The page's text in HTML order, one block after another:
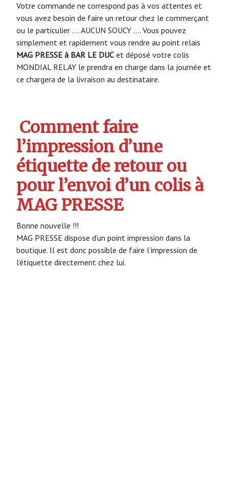
Votre commande ne correspond pas à vos attentes et
vous avez besoin de faire un retour chez le commerçant
ou le particulier …. AUCUN SOUCY …. Vous pouvez
simplement et rapidement vous rendre au point relais
MAG PRESSE à BAR LE DUC et déposé votre colis
MONDIAL RELAY le prendra en charge dans la journée et
ce chargera de la livraison au destinataire.
Comment faire
l’impression d’une
étiquette de retour ou
pour l’envoi d’un colis à
MAG PRESSE
Bonne nouvelle !!!
MAG PRESSE dispose d’un point impression dans la
boutique. Il est donc possible de faire l’impression de
l’étiquette directement chez lui.